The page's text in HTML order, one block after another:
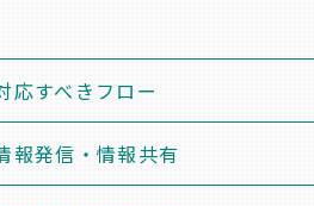
応すべきフロー
報発信・情報共有